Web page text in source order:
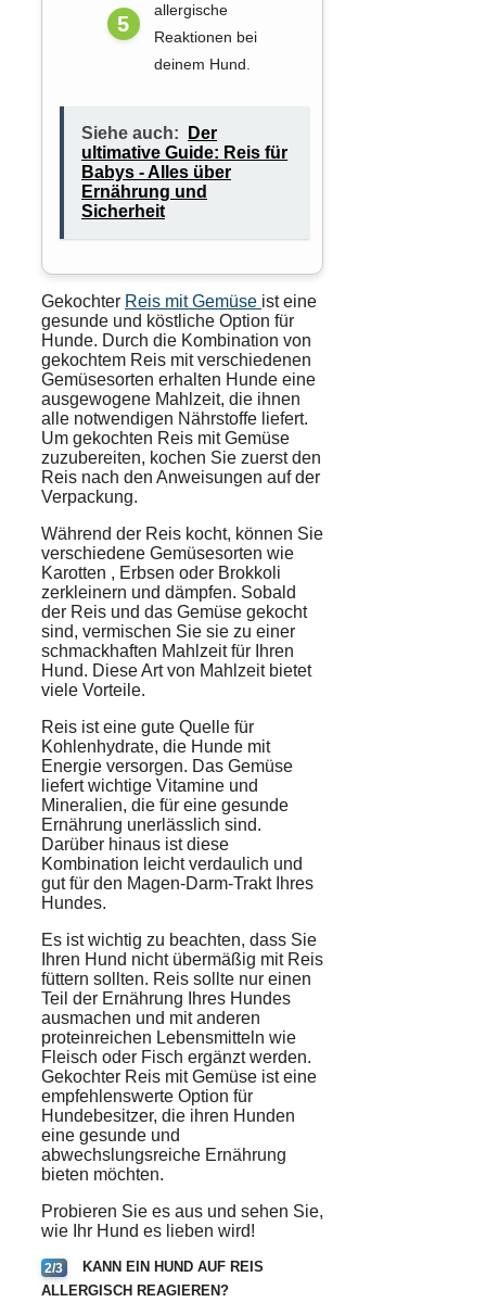
allergische
Reaktionen bei
deinem Hund.
Siehe auch:
Der
ultimative Guide: Reis für
Babys - Alles über
Ernährung und
Sicherheit
Gekochter Reis mit Gemüse ist eine
gesunde und köstliche Option für
Hunde. Durch die Kombination von
gekochtem Reis mit verschiedenen
Gemüsesorten erhalten Hunde eine
ausgewogene Mahlzeit, die ihnen
alle notwendigen Nährstoffe liefert.
Um gekochten Reis mit Gemüse
zuzubereiten, kochen Sie zuerst den
Reis nach den Anweisungen auf der
Verpackung.
Während der Reis kocht, können Sie
verschiedene Gemüsesorten wie
Karotten , Erbsen oder Brokkoli
zerkleinern und dämpfen. Sobald
der Reis und das Gemüse gekocht
sind, vermischen Sie sie zu einer
schmackhaften Mahlzeit für Ihren
Hund. Diese Art von Mahlzeit bietet
viele Vorteile.
Reis ist eine gute Quelle für
Kohlenhydrate, die Hunde mit
Energie versorgen. Das Gemüse
liefert wichtige Vitamine und
Mineralien, die für eine gesunde
Ernährung unerlässlich sind.
Darüber hinaus ist diese
Kombination leicht verdaulich und
gut für den Magen-Darm-Trakt Ihres
Hundes.
Es ist wichtig zu beachten, dass Sie
Ihren Hund nicht übermäßig mit Reis
füttern sollten. Reis sollte nur einen
Teil der Ernährung Ihres Hundes
ausmachen und mit anderen
proteinreichen Lebensmitteln wie
Fleisch oder Fisch ergänzt werden.
Gekochter Reis mit Gemüse ist eine
empfehlenswerte Option für
Hundebesitzer, die ihren Hunden
eine gesunde und
abwechslungsreiche Ernährung
bieten möchten.
Probieren Sie es aus und sehen Sie,
wie Ihr Hund es lieben wird!
2/3
KANN EIN HUND AUF REIS
ALLERGISCH REAGIEREN?